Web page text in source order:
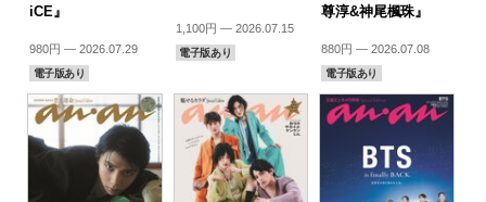
iCE』
980円 — 2026.07.29
電子版あり
1,100円 — 2026.07.15
電子版あり
尊淳&神尾楓珠』
880円 — 2026.07.08
電子版あり